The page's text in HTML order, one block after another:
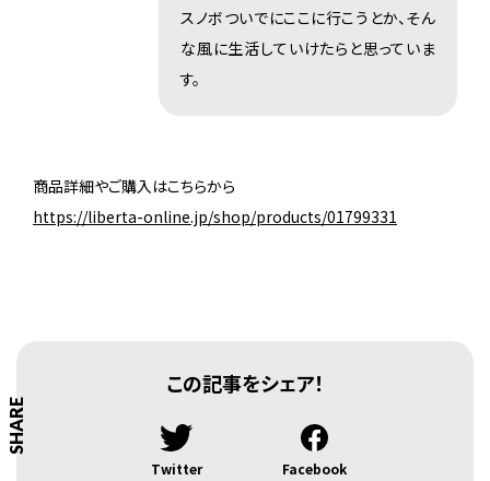
スノボついでにここに行こうとか、そん
な風に生活していけたらと思っていま
す。
商品詳細やご購入はこちらから
https://liberta-online.jp/shop/products/01799331
SHARE
この記事をシェア！
Twitter Facebook